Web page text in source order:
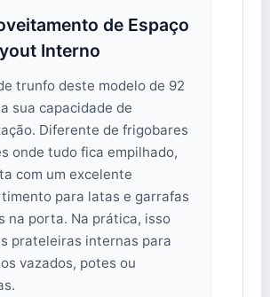
de Espaço
Interno
trunfo deste modelo de 92
sua capacidade de
Diferente de frigobares
onde tudo fica empilhado,
com um excelente
para latas e garrafas
na porta. Na prática, isso
prateleiras internas para
vazados, potes ou